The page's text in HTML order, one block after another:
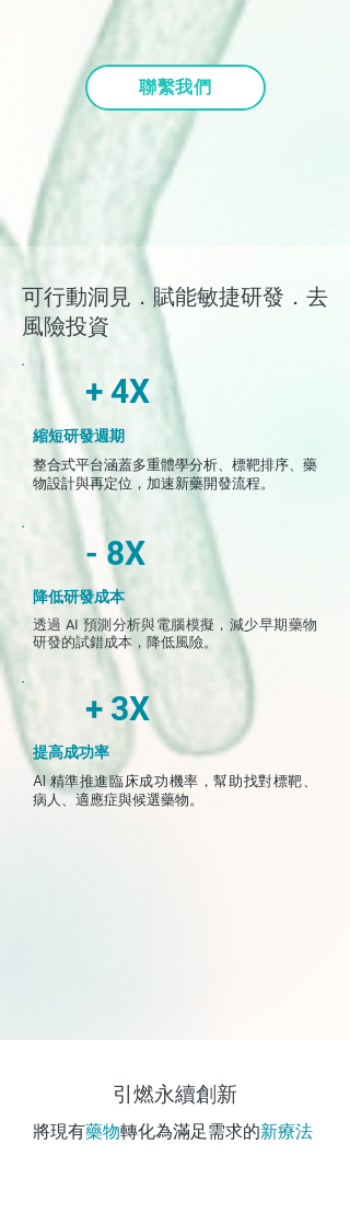
聯繫我們
可行動洞見．賦能敏捷研發．去
風險投資
+ 4X
縮短研發週期
整合式平台涵蓋多重體學分析、標靶排序、藥
物設計與再定位，加速新藥開發流程。
- 8X
降低研發成本
透過AI 預測分析與電腦模擬，減少早期藥物
研發的試錯成本，降低風險。
+ 3X
提高成功率
AI 精準推進臨床成功機率，幫助找對標靶、
病人、適應症與候選藥物。
引燃永續創新
將現有藥物轉化為滿足需求的新療法